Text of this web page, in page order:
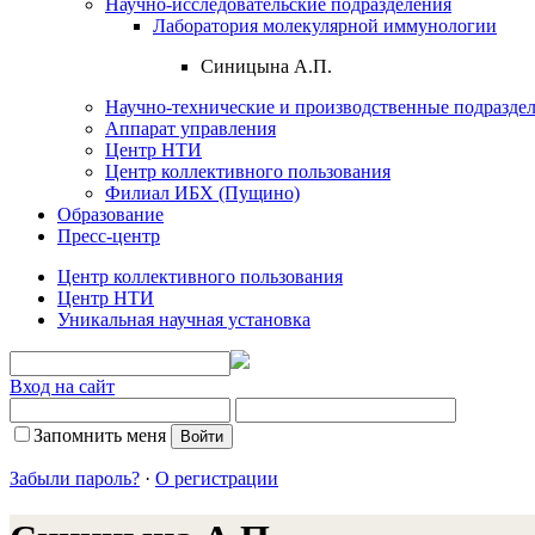
Лаборатория молекулярной иммунологии
Синицына А.П.
Научно-технические и производственные
Аппарат управления
Центр НТИ
Центр коллективного пользования
Филиал ИБХ (Пущино)
Образование
Пресс-центр
Центр коллективного пользования
Центр НТИ
Уникальная научная установка
Вход на сайт
Запомнить меня
Забыли пароль? · О регистрации